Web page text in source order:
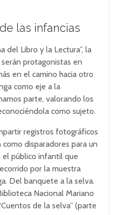
las infancias
del Libro y la Lectura”, la
protagonistas en
en el camino hacia otro
como eje a la
parte, valorando los
como sujeto.
registros fotográficos
disparadores para un
público infantil que
por la muestra
Del banquete a la selva.
Nacional Mariano
de la selva” (parte